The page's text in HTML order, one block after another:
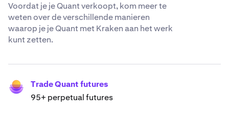
Voordat je je Quant verkoopt, kom meer te
weten over de verschillende manieren
waarop je je Quant met Kraken aan het werk
kunt zetten.
Trade Quant futures
95+ perpetual futures